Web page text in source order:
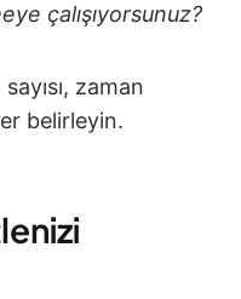
çalışıyorsunuz?
zaman
belirleyin.